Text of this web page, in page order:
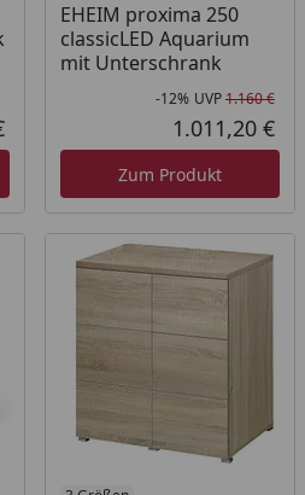
Aktueller Preis
EHEIM proxima 250
classicLED Aquarium
mit Unterschrank
-12% UVP1.160 €
1.011,20 €
Zum Produkt